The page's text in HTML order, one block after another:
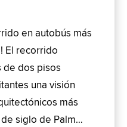
en autobús más
El recorrido
de dos pisos
una visión
más
siglo de Palm…